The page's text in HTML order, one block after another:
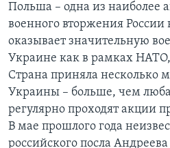
Польша – одна из наиболее
военного вторжения России
оказывает значительную
Украине как в рамках НАТО,
Страна приняла несколько
Украины – больше, чем
регулярно проходят акции
В мае прошлого года
российского посла